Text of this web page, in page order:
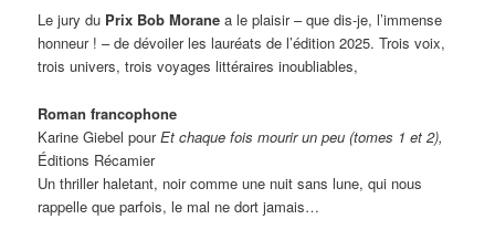
Le jury du Prix Bob Morane a le plaisir – que dis-je, l’immense
honneur ! – de dévoiler les lauréats de l’édition 2025. Trois voix,
trois univers, trois voyages littéraires inoubliables,
Roman francophone
Karine Giebel pourEt chaque fois mourir un peu (tomes 1 et 2),
Éditions Récamier
Un thriller haletant, noir comme une nuit sans lune, qui nous
rappelle que parfois, le mal ne dort jamais…